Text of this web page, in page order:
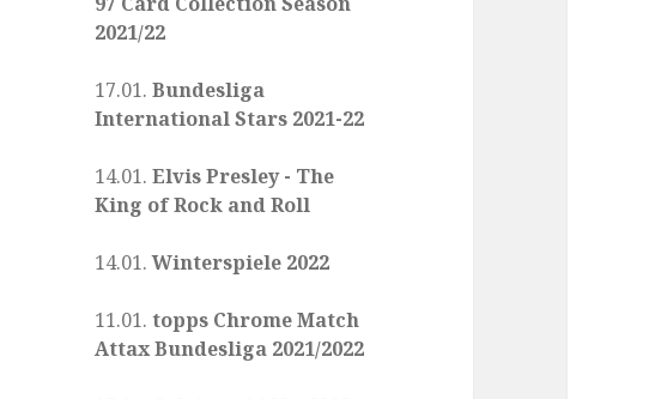
2021/22
17.01.Bundesliga
International Stars 2021-22
14.01.Elvis Presley - The
King of Rock and Roll
14.01.Winterspiele 2022
11.01.topps Chrome Match
Attax Bundesliga 2021/2022